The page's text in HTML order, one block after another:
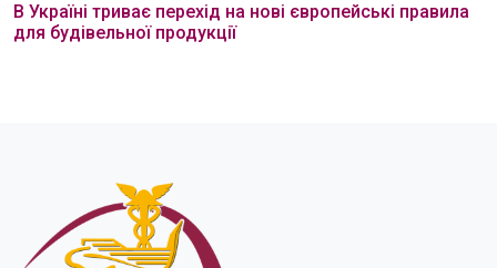
В Україні триває перехід на нові європейські правила
для будівельної продукції